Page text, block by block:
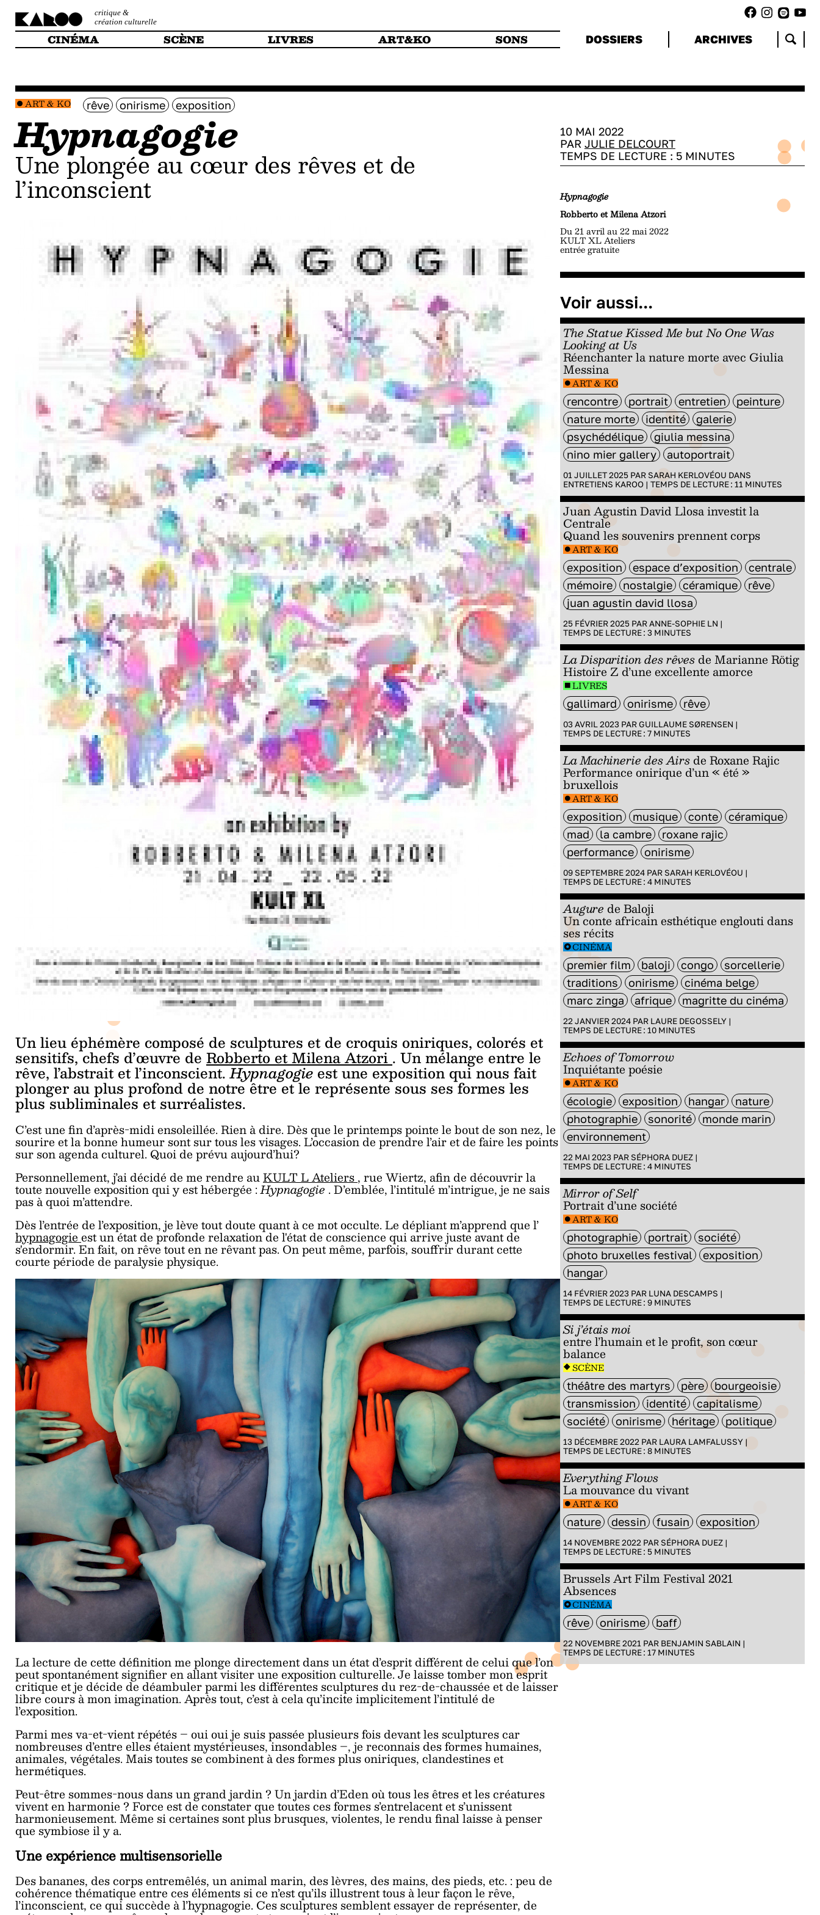
critique &
création culturelle
CINÉMA SCÈNE LIVRES ART&KO SONS DOSSIERS ARCHIVES
ART & KO rêve onirisme exposition
Hypnagogie
Une plongée au cœur des rêves et de
l’inconscient
Un lieu éphémère composé de sculptures et de croquis oniriques, colorés et
sensitifs, chefs d’œuvre de Robberto et Milena Atzori . Un mélange entre le
rêve, l’abstrait et l’inconscient.Hypnagogieest une exposition qui nous fait
plonger au plus profond de notre être et le représente sous ses formes les
plus subliminales et surréalistes.
C’est une fin d’après-midi ensoleillée. Rien à dire. Dès que le printemps pointe le bout de son nez, le
sourire et la bonne humeur sont sur tous les visages. L’occasion de prendre l’air et de faire les points
sur son agenda culturel. Quoi de prévu aujourd’hui?
Personnellement, j’ai décidé de me rendre auKULT L Ateliers, rue Wiertz, afin de découvrir la
toute nouvelle exposition qui y est hébergée :Hypnagogie. D’emblée, l’intitulé m’intrigue, je ne sais
pas à quoi m’attendre.
Dès l’entrée de l’exposition, je lève tout doute quant à ce mot occulte. Le dépliant m’apprend que l’
hypnagogieest un état de profonde relaxation de l'état de conscience qui arrive juste avant de
s'endormir. En fait, on rêve tout en ne rêvant pas. On peut même, parfois, souffrir durant cette
courte période de paralysie physique.
La lecture de cette définition me plonge directement dans un état d’esprit différent de celui que l’on
peut spontanément signifier en allant visiter une exposition culturelle. Je laisse tomber mon esprit
critique et je décide de déambuler parmi les différentes sculptures du rez-de-chaussée et de laisser
libre cours à mon imagination. Après tout, c’est à cela qu’incite implicitement l’intitulé de
l’exposition.
Parmi mes va-et-vient répétés – oui oui je suis passée plusieurs fois devant les sculptures car
nombreuses d’entre elles étaient mystérieuses, insondables –, je reconnais des formes humaines,
animales, végétales. Mais toutes se combinent à des formes plus oniriques, clandestines et
hermétiques.
Peut-être sommes-nous dans un grand jardin ? Un jardin d’Eden où tous les êtres et les créatures
vivent en harmonie ? Force est de constater que toutes ces formes s’entrelacent et s’unissent
harmonieusement. Même si certaines sont plus brusques, violentes, le rendu final laisse à penser
que symbiose il y a.
Une expérience multisensorielle
Des bananes, des corps entremêlés, un animal marin, des lèvres, des mains, des pieds, etc. : peu de
cohérence thématique entre ces éléments si ce n’est qu’ils illustrent tous à leur façon le rêve,
l’inconscient, ce qui succède à l’hypnagogie. Ces sculptures semblent essayer de représenter, de
10 MAI 2022
PAR JULIE DELCOURT
TEMPS DE LECTURE : 5MINUTES
Hypnagogie
Robberto et Milena Atzori
Du 21 avril au 22 mai 2022
KULT XL Ateliers
entrée gratuite
Voir aussi...
The Statue Kissed Me but No One Was
Looking at Us
Réenchanter la nature morte avec Giulia
Messina
ART & KO
rencontre portrait entretien
peinture
nature morte
identité
galerie
psychédélique
giulia messina
nino mier gallery
autoportrait
01 JUILLET 2025 PAR SARAH KERLOVÉOU DANS
ENTRETIENS KAROO| TEMPS DE LECTURE : 11 MINUTES
Juan Agustin David Llosa investit la
Centrale
Quand les souvenirs prennent corps
ART & KO
exposition espace d’exposition
centrale
mémoire
nostalgie céramique
rêve
juan agustin david llosa
25 FÉVRIER 2025 PARANNE-SOPHIE LN |
TEMPS DE LECTURE : 3 MINUTES
La Disparition des rêvesde Marianne Rötig
Histoire Z d’une excellente amorce
LIVRES
gallimard onirisme rêve
03 AVRIL 2023 PARGUILLAUME SØRENSEN |
TEMPS DE LECTURE : 7MINUTES
La Machinerie des Airsde Roxane Rajic
Performance onirique d’un « été »
bruxellois
ART & KO
exposition musique conte
céramique
mad
la cambre
roxane rajic
performance
onirisme
09 SEPTEMBRE 2024 PAR SARAH KERLOVÉOU |
TEMPS DE LECTURE : 4MINUTES
Augure de Baloji
Un conte africain esthétique englouti dans
ses récits
CINÉMA
premier film baloji congo
sorcellerie
traditions
onirisme
cinéma belge
marc zinga
afrique magritte du cinéma
22 JANVIER 2024 PAR LAURE DEGOSSELY|
TEMPS DE LECTURE : 10MINUTES
Echoes of Tomorrow
Inquiétante poésie
ART & KO
écologie exposition hangar
nature
photographie
sonorité
monde marin
environnement
22 MAI 2023 PAR SÉPHORA DUEZ|
TEMPS DE LECTURE : 4MINUTES
Mirror of Self
Portrait d’une société
ART & KO
photographie portrait
société
photo bruxelles festival
exposition
hangar
14 FÉVRIER 2023 PAR LUNA DESCAMPS |
TEMPS DE LECTURE : 9MINUTES
Si j’étais moi
entre l’humain et le profit, son cœur
balance
SCÈNE
théâtre des martyrs père
bourgeoisie
transmission
identité
capitalisme
société
onirisme héritage politique
13 DÉCEMBRE 2022 PAR LAURA LAMFALUSSY|
TEMPS DE LECTURE : 8MINUTES
Everything Flows
La mouvance du vivant
ART & KO
nature dessin fusain exposition
14 NOVEMBRE 2022 PAR SÉPHORA DUEZ|
TEMPS DE LECTURE : 5MINUTES
Brussels Art Film Festival 2021
Absences
CINÉMA
rêve onirisme baff
22 NOVEMBRE 2021 PAR BENJAMIN SABLAIN |
TEMPS DE LECTURE : 17MINUTES